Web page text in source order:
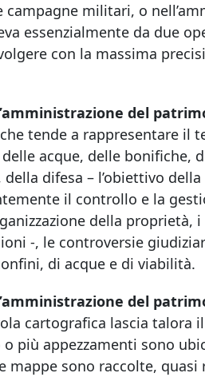
campagne militari, o
essenzialmente da due
con la massima
del
tende a rappresentare
acque, delle bonifiche,
difesa – l’obiettivo
il controllo e la
della
-, le controversie
di acque e di viabilità.
del
cartografica lascia
più appezzamenti sono
mappe sono raccolte,